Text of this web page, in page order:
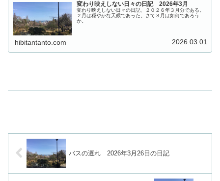
変わり映えしない日々の日記 2026年3月
変わり映えしない日々の日記、２０２６年３月分である。
２月は穏やかな天候であった。さて３月は如何であろう
か。
hibitantanto.com 2026.03.01
バスの遅れ 2026年3月26日の日記